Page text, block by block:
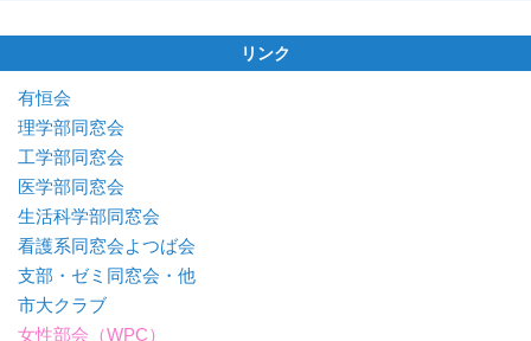
リンク
有恒会
理学部同窓会
工学部同窓会
医学部同窓会
生活科学部同窓会
看護系同窓会よつば会
支部・ゼミ同窓会・他
市大クラブ
女性部会（WPC）